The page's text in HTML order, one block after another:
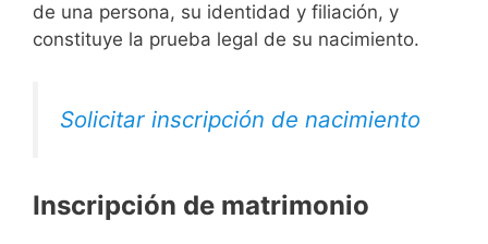
de una persona, su identidad y filiación, y
constituye la prueba legal de su nacimiento.
Solicitar inscripción de nacimiento
Inscripción de matrimonio